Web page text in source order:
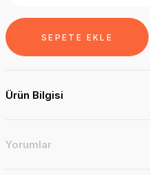
SEPETE EKLE
Ürün Bilgisi
Yorumlar